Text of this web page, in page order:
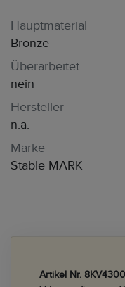
Hauptmaterial
Bronze
Überarbeitet
nein
Hersteller
n.a.
Marke
Stable MARK
Artikel Nr.